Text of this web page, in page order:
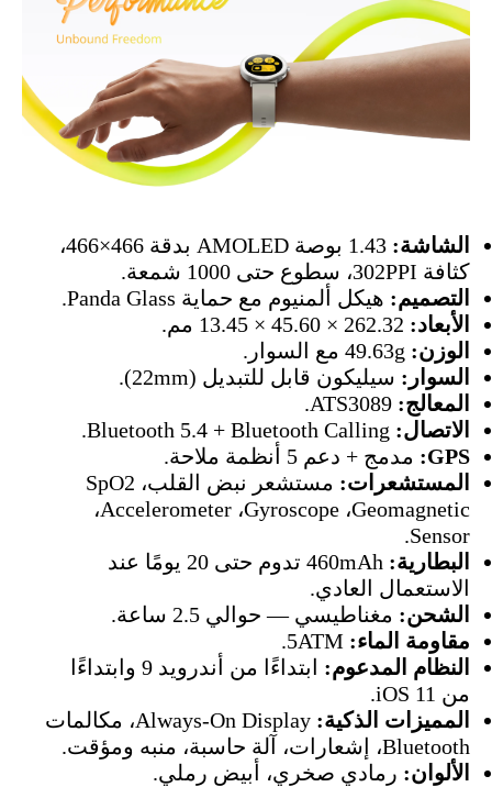
الشاشة:
1.43 بوصة AMOLED بدقة 466×466،
كثافة 302PPI، سطوع حتى 1000 شمعة.
التصميم: هيكل ألمنيوم مع حماية Panda Glass.
الأبعاد:
الوزن:
السوار: سيليكون قابل للتبديل (22mm).
المعالج:
الاتصال:
GPS:
مدمج + دعم 5 أنظمة ملاحة.
المستشعرات:
مستشعر نبض القلب، SpO2
،Accelerometer ،Gyroscope ،Geomagnetic
Sensor.
البطارية:
460mAh تدوم حتى 20 يومًا عند
الاستعمال العادي.
الشحن: مغناطيسي — حوالي 2.5 ساعة.
مقاومة الماء:
النظام المدعوم:
ابتداءًا من أندرويد 9 وابتداءًا
من iOS 11.
المميزات الذكية:
Always-On Display، مكالمات
Bluetooth، إشعارات، آلة حاسبة، منبه ومؤقت.
الألوان: رمادي صخري، أبيض رملي.